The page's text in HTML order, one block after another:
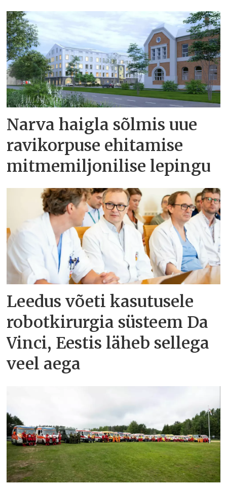
Narva haigla sõlmis uue
ravikorpuse ehitamise
mitmemiljonilise lepingu
Leedus võeti kasutusele
robotkirurgia süsteem Da
Vinci, Eestis läheb sellega
veel aega